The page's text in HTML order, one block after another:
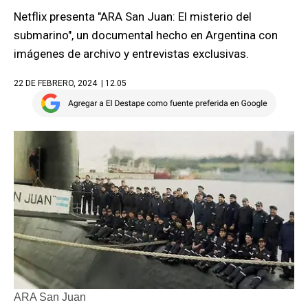
Netflix presenta "ARA San Juan: El misterio del
submarino", un documental hecho en Argentina con
imágenes de archivo y entrevistas exclusivas.
22 DE FEBRERO, 2024 | 12.05
ARA San Juan